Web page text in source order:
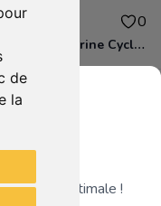
de
la
0
Eaglemoss - Figurine Cyclops X-men - Marvel Comics - Plomb
vendeur
optimale !